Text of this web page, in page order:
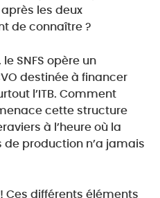
les deux
de connaître ?
SNFS opère un
destinée à financer
l’ITB. Comment
cette structure
à l’heure où la
de production n’a jamais
Ces différents éléments